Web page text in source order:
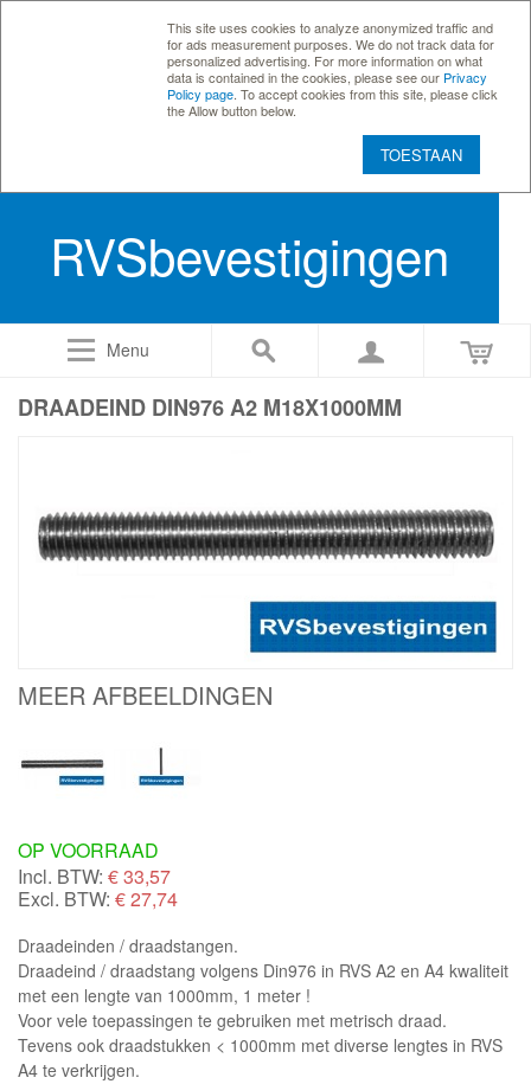
This site uses cookies to analyze anonymized traffic and
for ads measurement purposes. We do not track data for
personalized advertising. For more information on what
data is contained in the cookies, please see our Privacy
Policy page . To accept cookies from this site, please click
the Allow button below.
TOESTAAN
RVSbevestigingen
Menu
DRAADEIND DIN976 A2 M18X1000MM
MEER AFBEELDINGEN
OP VOORRAAD
Incl. BTW: €33,57
Excl. BTW: € 27,74
Draadeinden / draadstangen.
Draadeind / draadstang volgens Din976 in RVS A2 en A4 kwaliteit
met een lengte van 1000mm, 1 meter !
Voor vele toepassingen te gebruiken met metrisch draad.
Tevens ook draadstukken < 1000mm met diverse lengtes in RVS
A4 te verkrijgen.